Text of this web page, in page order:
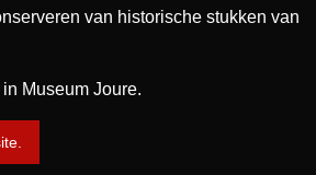
van historische stukken van
Museum Joure.